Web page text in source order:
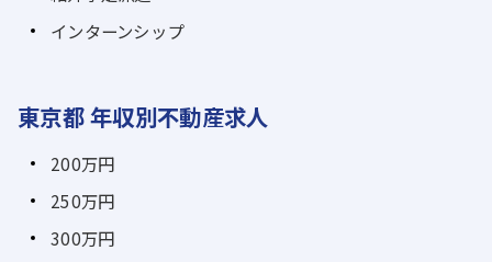
インターンシップ
東京都 年収別不動産求人
200万円
250万円
300万円